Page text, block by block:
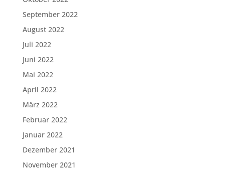
September 2022
August 2022
Juli 2022
Juni 2022
Mai 2022
April 2022
März 2022
Februar 2022
Januar 2022
Dezember 2021
November 2021